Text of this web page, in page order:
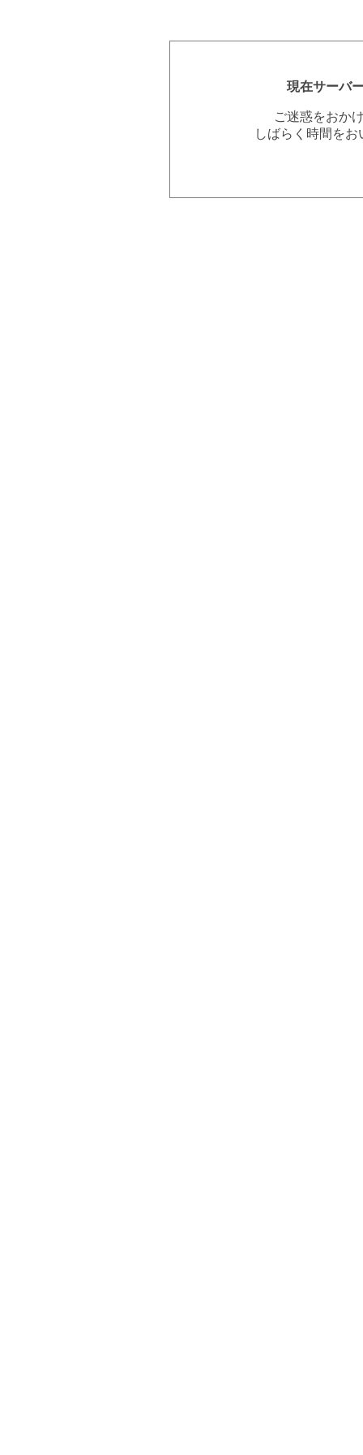
現在サーバ
ご迷惑をおか
しばらく時間を